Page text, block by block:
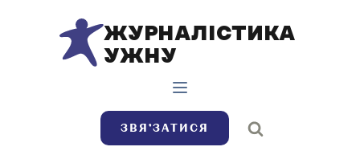
ЖУРНАЛІСТИКА
УЖНУ
ЗВЯ’ЗАТИСЯ